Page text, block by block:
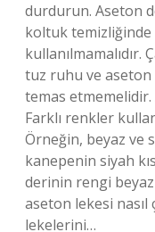
durdurun. Aseton
koltuk
kullanılmamalıdır.
tuz ruhu ve
temas
Farklı renkler
Örneğin, beyaz ve
kanepenin siyah
derinin rengi
aseton lekesi nasıl
lekelerini…